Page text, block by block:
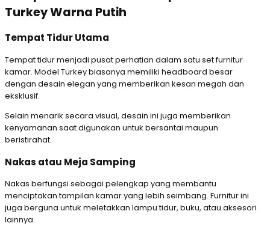
Turkey Warna Putih
Tempat Tidur Utama
Tempat tidur menjadi pusat perhatian dalam satu set furnitur
kamar. Model Turkey biasanya memiliki headboard besar
dengan desain elegan yang memberikan kesan megah dan
eksklusif.
Selain menarik secara visual, desain ini juga memberikan
kenyamanan saat digunakan untuk bersantai maupun
beristirahat.
Nakas atau Meja Samping
Nakas berfungsi sebagai pelengkap yang membantu
menciptakan tampilan kamar yang lebih seimbang. Furnitur ini
juga berguna untuk meletakkan lampu tidur, buku, atau aksesori
lainnya.